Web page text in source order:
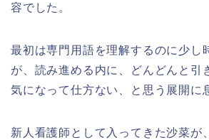
容でした。
最初は専門用語を理解するのに少し
が、読み進める内に、どんどんと引
気になって仕方ない、と思う展開に
新人看護師として入ってきた沙菜が